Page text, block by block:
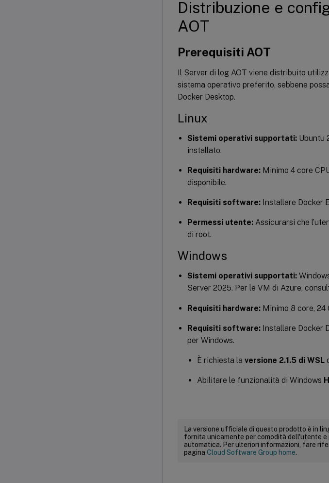
Distribuzione e
AOT
Prerequisiti AOT
Il Server di log AOT viene distribuito
sistema operativo preferito, sebbene
Docker Desktop.
Linux
Sistemi operativi supportati: Ubuntu
installato.
Requisiti hardware: Minimo 4 core
disponibile.
Requisiti software: Installare Docker
Permessi utente: Assicurarsi che
di root.
Windows
Sistemi operativi supportati:
Server 2025. Per le VM di Azure,
Requisiti hardware: Minimo 8 core, 24
Requisiti software: Installare Docker
per Windows.
È richiesta la versione 2.1.5 di WSL
Abilitare le funzionalità di Windows
La versione ufficiale di questo prodotto è in
fornita unicamente per comodità dell'utente
automatica. Per ulteriori informazioni, fare
pagina Cloud Software Group home.